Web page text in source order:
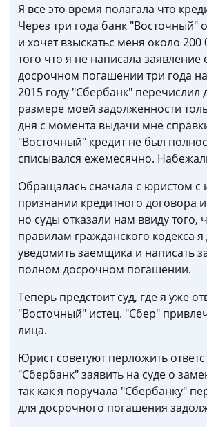
Я все это время полагала что
Через три года банк "Восточный"
и хочет взыскатьс меня около 200
того что я не написала
досрочном погашении три года
2015 году "Сбербанк" перечислил
размере моей задолженности
дня с момента выдачи мне
"Восточный" кредит не был
списывался ежемесячно.
Обращалась сначала с юристом с
признании кредитного договора
но суды отказали нам ввиду того,
правилам гражданского кодекса
уведомить заемщика и написать
полном досрочном погашении.
Теперь предстоит суд, где я уже
"Восточный" истец. "Сбер"
лица.
Юрист советуют перложить
"Сбербанк" заявить на суде о
так как я поручала "Сбербанку"
для досрочного погашения